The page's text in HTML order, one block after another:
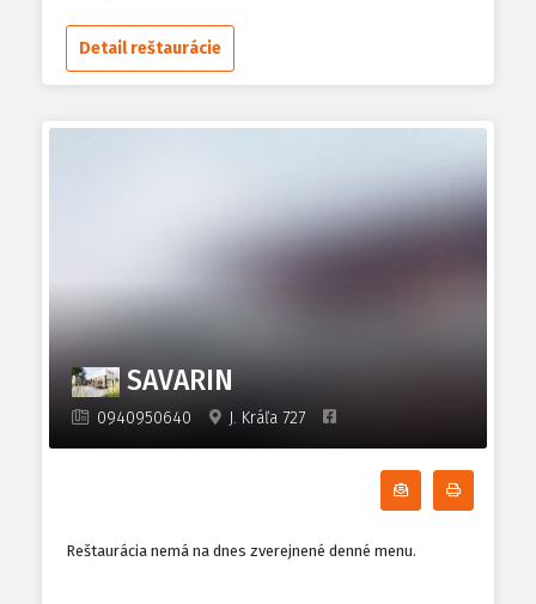
Detail reštaurácie
SAVARIN
0940950640 J. Kráľa 727
Odoberať
Reštaurácia nemá na dnes zverejnené denné menu.